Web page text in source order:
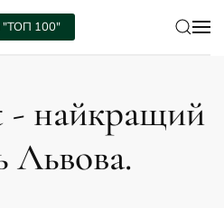
"ТОП 100"
найкращий
Львова.